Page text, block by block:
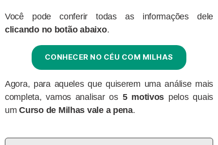
Você pode conferir todas as informações dele
clicando no botão abaixo.
CONHECER NO CÉU COM MILHAS
Agora, para aqueles que quiserem uma análise mais
completa, vamos analisar os 5 motivos pelos quais
umCurso de Milhas vale a pena.